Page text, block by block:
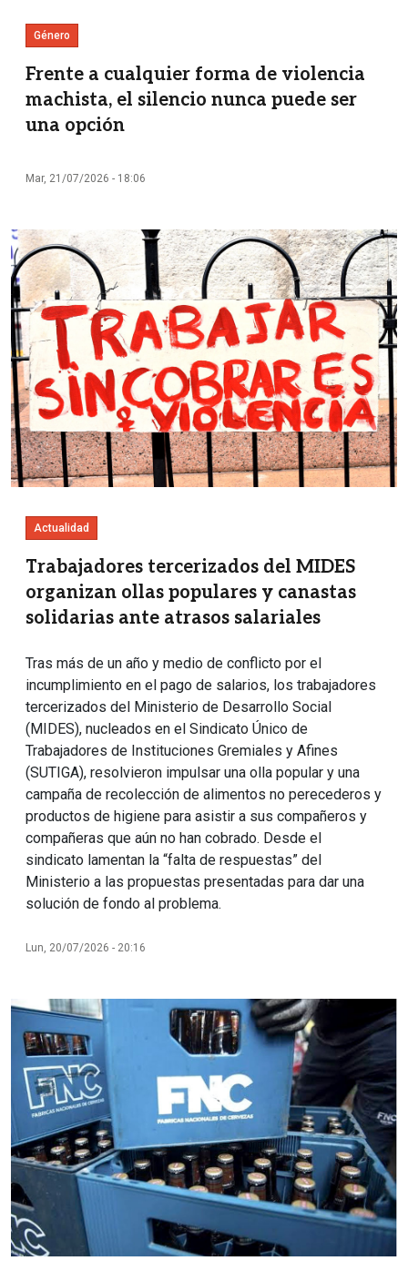
Género
Frente a cualquier forma de violencia
machista, el silencio nunca puede ser
una opción
Mar, 21/07/2026 - 18:06
Imagen
Actualidad
Trabajadores tercerizados del MIDES
organizan ollas populares y canastas
solidarias ante atrasos salariales
Tras más de un año y medio de conflicto por el
incumplimiento en el pago de salarios, los trabajadores
tercerizados del Ministerio de Desarrollo Social
(MIDES), nucleados en el Sindicato Único de
Trabajadores de Instituciones Gremiales y Afines
(SUTIGA), resolvieron impulsar una olla popular y una
campaña de recolección de alimentos no perecederos y
productos de higiene para asistir a sus compañeros y
compañeras que aún no han cobrado. Desde el
sindicato lamentan la “falta de respuestas” del
Ministerio a las propuestas presentadas para dar una
solución de fondo al problema.
Lun, 20/07/2026 - 20:16
Imagen